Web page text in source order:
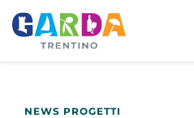
NEWS PROGETTI